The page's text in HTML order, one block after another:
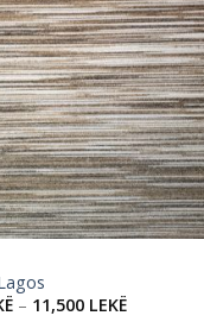
Add to
wishlist
– 11,500 LEKË